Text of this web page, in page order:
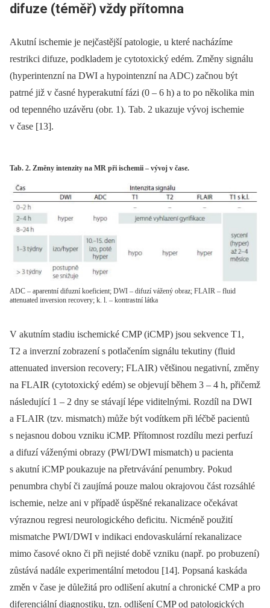
difuze (téměř) vždy přítomna
Akutní ischemie je nejčastější patologie, u které nacházíme
restrikci difuze, podkladem je cytotoxický edém. Změny signálu
(hyperintenzní na DWI a hypointenzní na ADC) začnou být
patrné již v časné hyperakutní fázi (0 –⁠ 6 h) a to po několika min
od tepen­ného uzávěru (obr. 1). Tab. 2 ukazuje vývoj ischemie
v čase [13].
Tab. 2. Změny intenzity na MR při ischemii – vývoj v čase.
ADC – aparentní difuzní koeficient; DWI – difuzí vážený obraz; FLAIR – fluid
attenuated inversion recovery; k. l. – kontrastní látka
V akutním stadiu ischemické CMP (iCMP) jsou sekvence T1,
T2 a inverzní zobrazení s potlačením signálu tekutiny (fluid
attenuated inversion recovery; FLAIR) většinou negativní, změny
na FLAIR (cytotoxický edém) se objevují během 3 –⁠ 4 h, přičemž
následující 1 –⁠ 2 dny se stávají lépe viditelnými. Rozdíl na DWI
a FLAIR (tzv. mismatch) může být vodítkem při léčbě pa­cientů
s nejasnou dobou vzniku iCMP. Přítomnost rozdílu mezi perfuzí
a difuzí váženými obrazy (PWI/ DWI mis­match) u pa­cienta
s akutní iCMP poukazuje na přetrvávání penumbry. Pokud
penumbra chybí či zaujímá pouze malou okrajovou část rozsáhlé
ischemie, nelze ani v případě úspěšné rekanalizace očekávat
výraznou regresi neurologického deficitu. Nicméně použití
mismatche PWI/ DWI v indikaci endovaskulární rekanalizace
mimo časové okno či při nejisté době vzniku (např. po probuzení)
zůstává nadále experimentální metodou [14]. Popsaná kaskáda
změn v čase je důležitá pro odlišení akutní a chronické CMP a pro
diferenciální dia­gnostiku, tzn. odlišení CMP od patologických